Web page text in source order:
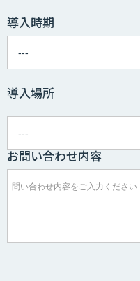
導入時期
導入場所
お問い合わせ内容